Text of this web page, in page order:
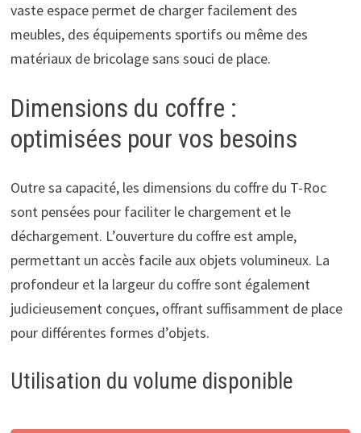
vaste espace permet de charger facilement des
meubles, des équipements sportifs ou même des
matériaux de bricolage sans souci de place.
Dimensions du coffre :
optimisées pour vos besoins
Outre sa capacité, les dimensions du coffre du T-Roc
sont pensées pour faciliter le chargement et le
déchargement. L’ouverture du coffre est ample,
permettant un accès facile aux objets volumineux. La
profondeur et la largeur du coffre sont également
judicieusement conçues, offrant suffisamment de place
pour différentes formes d’objets.
Utilisation du volume disponible